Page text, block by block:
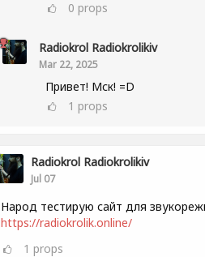
0 props
Radiokrol Radiokrolikiv
Mar 22, 2025
Привет! Мск! =D
1 props
Radiokrol Radiokrolikiv
Jul 07
Народ тестирую сайт для
https://radiokrolik.online/
1 props